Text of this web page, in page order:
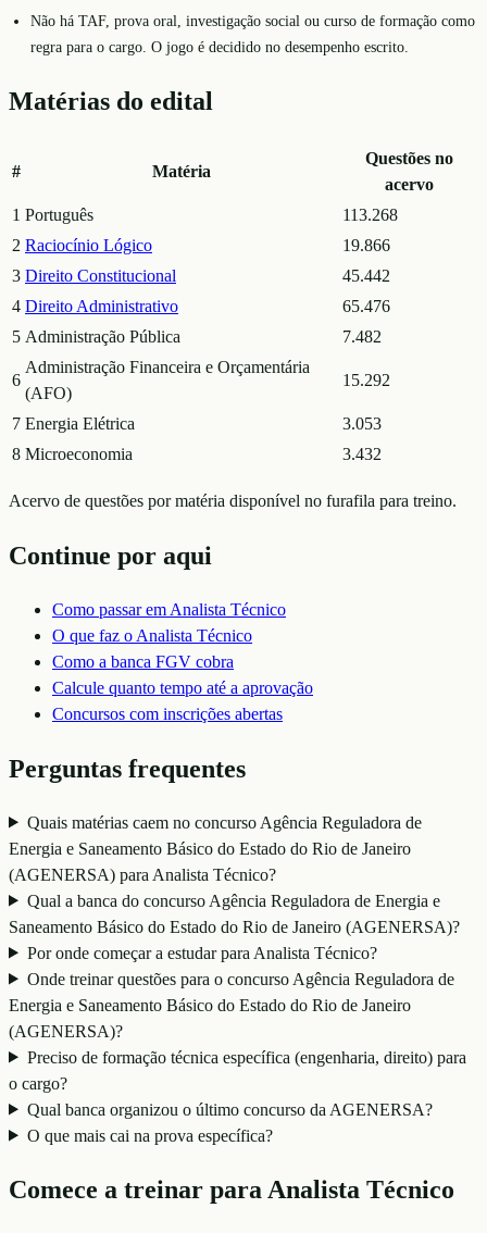
Não há TAF, prova oral, investigação social ou curso de formação como
regra para o cargo. O jogo é decidido no desempenho escrito.
Matérias do edital
# Matéria
Questões no
acervo
1 Português
113.268
2 Raciocínio Lógico
19.866
3 Direito Constitucional
45.442
4 Direito Administrativo
65.476
5 Administração Pública 7.482
6
Administração Financeira e Orçamentária
(AFO)
15.292
7 Energia Elétrica
3.053
8 Microeconomia 3.432
Acervo de questões por matéria disponível no furafila para treino.
Continue por aqui
Como passar em Analista Técnico
O que faz o Analista Técnico
Como a banca FGV cobra
Calcule quanto tempo até a aprovação
Concursos com inscrições abertas
Perguntas frequentes
Quais matérias caem no concurso Agência Reguladora de
Energia e Saneamento Básico do Estado do Rio de Janeiro
(AGENERSA) para Analista Técnico?
Qual a banca do concurso Agência Reguladora de Energia e
Saneamento Básico do Estado do Rio de Janeiro (AGENERSA)?
Por onde começar a estudar para Analista Técnico?
Onde treinar questões para o concurso Agência Reguladora de
Energia e Saneamento Básico do Estado do Rio de Janeiro
(AGENERSA)?
Preciso de formação técnica específica (engenharia, direito) para
o cargo?
Qual banca organizou o último concurso da AGENERSA?
O que mais cai na prova específica?
Comece a treinar paraAnalista Técnico